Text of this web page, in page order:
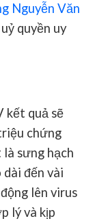
Nguyễn Văn
quyền uy
kết quả sẽ
chứng
sưng hạch
đến vài
lên virus
lý và kịp